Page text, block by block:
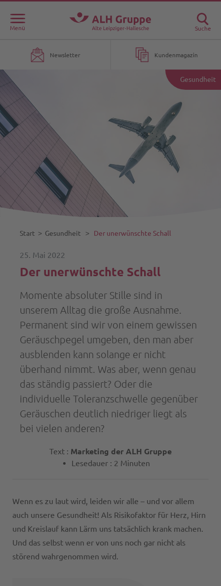
Menü Suche
Newsletter Kundenmagazin
Gesundheit
Start ˃ Gesundheit ˃ Der unerwünschte Schall
25. Mai 2022
Der unerwünschte Schall
Momente absoluter Stille sind in
unserem Alltag die große Ausnahme.
Permanent sind wir von einem gewissen
Geräuschpegel umgeben, den man aber
ausblenden kann solange er nicht
überhand nimmt. Was aber, wenn genau
das ständig passiert? Oder die
individuelle Toleranzschwelle gegenüber
Geräuschen deutlich niedriger liegt als
bei vielen anderen?
Text : Marketing der ALH Gruppe
Lesedauer : 2 Minuten
Wenn es zu laut wird, leiden wir alle – und vor allem
auch unsere Gesundheit! Als Risikofaktor für Herz, Hirn
und Kreislauf kann Lärm uns tatsächlich krank machen.
Und das selbst wenn er von uns noch gar nicht als
störend wahrgenommen wird.